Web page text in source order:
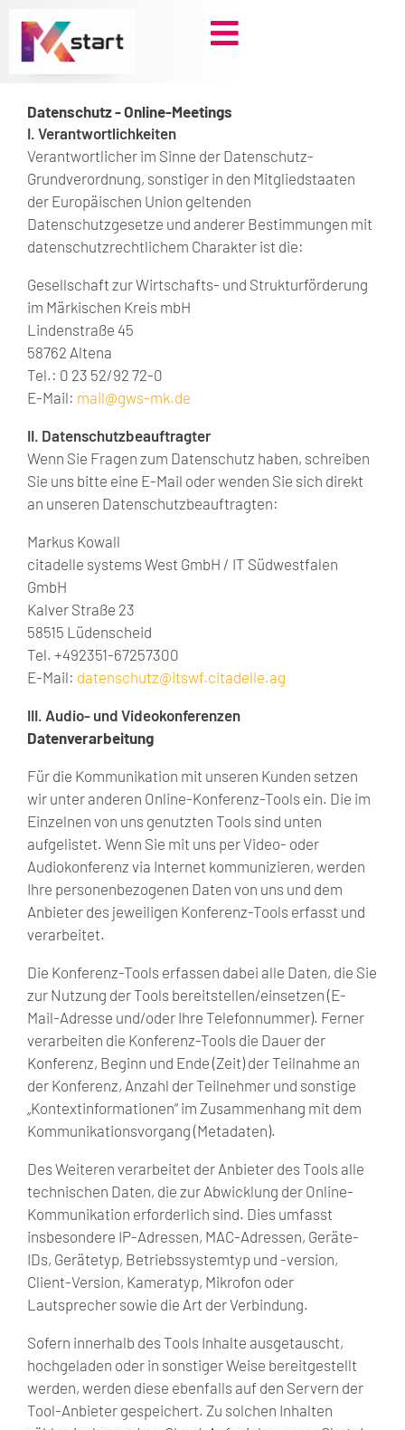
Inhalt
springen
Datenschutz - Online-Meetings
I. Verantwortlichkeiten
Verantwortlicher im Sinne der Datenschutz-
Grundverordnung, sonstiger in den Mitgliedstaaten
der Europäischen Union geltenden
Datenschutzgesetze und anderer Bestimmungen mit
datenschutzrechtlichem Charakter ist die:
Gesellschaft zur Wirtschafts- und Strukturförderung
im Märkischen Kreis mbH
Lindenstraße 45
58762 Altena
Tel.: 0 23 52/92 72-0
E-Mail: mail@gws-mk.de
II. Datenschutzbeauftragter
Wenn Sie Fragen zum Datenschutz haben, schreiben
Sie uns bitte eine E-Mail oder wenden Sie sich direkt
an unseren Datenschutzbeauftragten:
Markus Kowall
citadelle systems West GmbH / IT Südwestfalen
GmbH
Kalver Straße 23
58515 Lüdenscheid
Tel. +492351-67257300
E-Mail: datenschutz@itswf.citadelle.ag
III. Audio- und Videokonferenzen
Datenverarbeitung
Für die Kommunikation mit unseren Kunden setzen
wir unter anderen Online-Konferenz-Tools ein. Die im
Einzelnen von uns genutzten Tools sind unten
aufgelistet. Wenn Sie mit uns per Video- oder
Audiokonferenz via Internet kommunizieren, werden
Ihre personenbezogenen Daten von uns und dem
Anbieter des jeweiligen Konferenz-Tools erfasst und
verarbeitet.
Die Konferenz-Tools erfassen dabei alle Daten, die Sie
zur Nutzung der Tools bereitstellen/einsetzen (E-
Mail-Adresse und/oder Ihre Telefonnummer). Ferner
verarbeiten die Konferenz-Tools die Dauer der
Konferenz, Beginn und Ende (Zeit) der Teilnahme an
der Konferenz, Anzahl der Teilnehmer und sonstige
„Kontextinformationen“ im Zusammenhang mit dem
Kommunikationsvorgang (Metadaten).
Des Weiteren verarbeitet der Anbieter des Tools alle
technischen Daten, die zur Abwicklung der Online-
Kommunikation erforderlich sind. Dies umfasst
insbesondere IP-Adressen, MAC-Adressen, Geräte-
IDs, Gerätetyp, Betriebssystemtyp und -version,
Client-Version, Kameratyp, Mikrofon oder
Lautsprecher sowie die Art der Verbindung.
Sofern innerhalb des Tools Inhalte ausgetauscht,
hochgeladen oder in sonstiger Weise bereitgestellt
werden, werden diese ebenfalls auf den Servern der
Tool-Anbieter gespeichert. Zu solchen Inhalten